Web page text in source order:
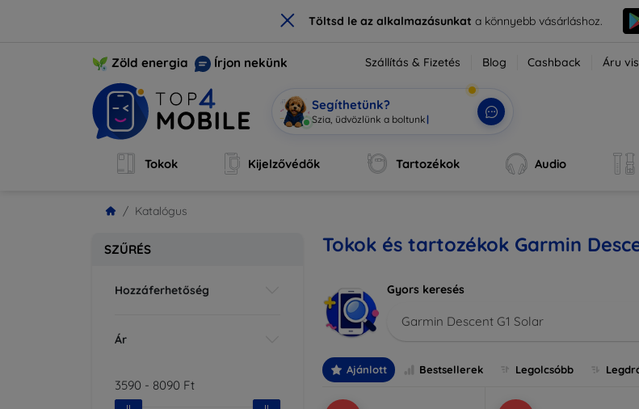
× Töltsd le az alkalmazásunkata könnyebb vásárláshoz.
Zöld energia Írjon nekünk Szállítás & Fizetés Blog Cashback Áru
Segíthetünk?
Mo|
Tokok Kijelzővédők Tartozékok Audio
Katalógus
SZŰRÉS
Hozzáferhetőség
Ár
3590 - 8090 Ft
Tokok és tartozékok Garmin
Gyors keresés
Garmin Descent G1 Solar
Ajánlott Bestsellerek Legolcsóbb